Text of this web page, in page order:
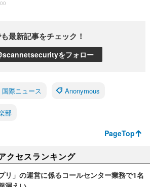
最新記事をチェック！
をフォロー
国際ニュース Anonymous
部
PageTop
クセスランキング
リ」の運営に係るコールセンター業務で1名
漏えい